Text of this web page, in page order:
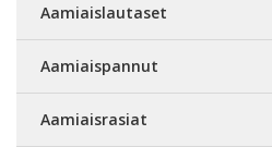
Aamiaislautaset
Aamiaispannut
Aamiaisrasiat